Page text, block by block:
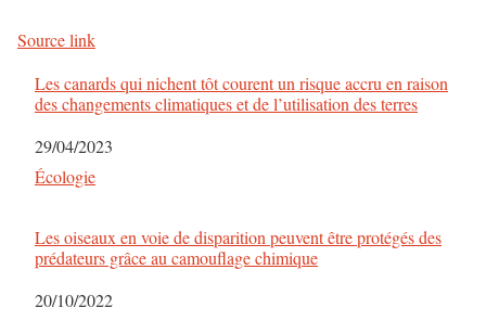
Source link
Les canards qui nichent tôt courent un risque accru en raison
des changements climatiques et de l’utilisation des terres
Date
29/04/2023
Par rapport à
Écologie
Les oiseaux en voie de disparition peuvent être protégés des
prédateurs grâce au camouflage chimique
Date
20/10/2022